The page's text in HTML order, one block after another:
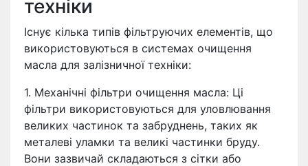
техніки
Існує кілька типів фільтруючих елементів, що
використовуються в системах очищення
масла для залізничної техніки:
1. Механічні фільтри очищення масла: Ці
фільтри використовуються для уловлювання
великих частинок та забруднень, таких як
металеві уламки та великі частинки бруду.
Вони зазвичай складаються з сітки або